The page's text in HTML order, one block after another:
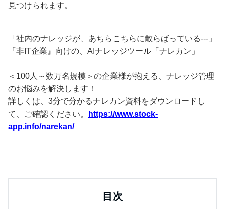
見つけられます。
「社内のナレッジが、あちらこちらに散らばっている---」
『非IT企業』向けの、AIナレッジツール「ナレカン」
＜100人～数万名規模＞の企業様が抱える、ナレッジ管理
のお悩みを解決します！
詳しくは、3分で分かるナレカン資料をダウンロードし
て、ご確認ください。
https://www.stock-
app.info/narekan/
目次